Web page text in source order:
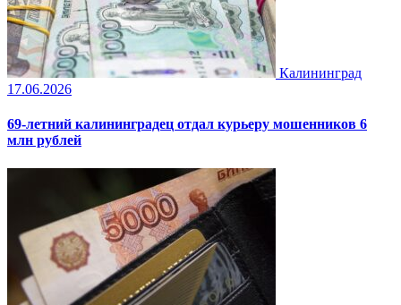
Калининград
17.06.2026
69-летний калининградец отдал курьеру мошенников 6
млн рублей